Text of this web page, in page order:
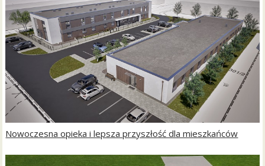
Nowoczesna opieka i lepsza przyszłość dla mieszkańców